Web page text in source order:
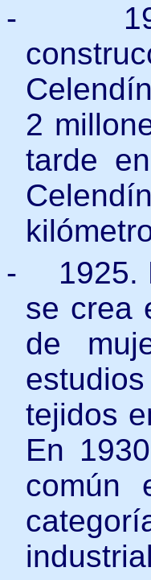
-
2
tarde
-
1925.
se crea
de
tejidos
En
común